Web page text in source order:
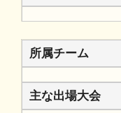
所属チーム
主な出場大会